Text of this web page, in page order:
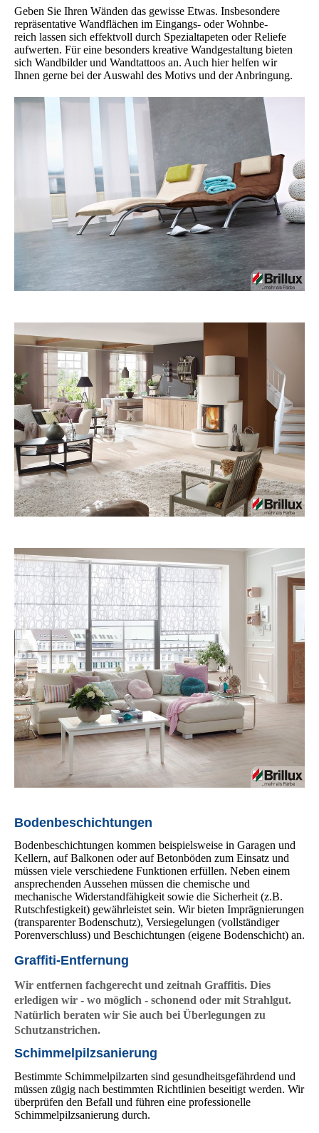
Geben Sie Ihren Wänden das gewisse Etwas. Insbesondere
repräsentative Wandflächen im Eingangs- oder Wohn­be­
reich lassen sich effektvoll durch Spezialtapeten oder Reliefe
aufwerten. Für eine besonders kreative Wand­ge­staltung bieten
sich Wandbilder und Wandtattoos an. Auch hier helfen wir
Ihnen gerne bei der Auswahl des Motivs und der Anbringung.
Bodenbeschichtungen
Bodenbeschichtungen kommen beispielsweise in Garagen und
Kellern, auf Balkonen oder auf Betonböden zum Einsatz und
müssen viele verschiedene Funktionen erfüllen. Neben einem
ansprechenden Aussehen müssen die chemische und
mechanische Widerstandfähigkeit sowie die Sicherheit (z.B.
Rutschfestigkeit) gewährleistet sein. Wir bieten Imprägnierungen
(transparenter Bodenschutz), Versiegel­ungen (vollständiger
Porenverschluss) und Beschichtungen (eigene Bodenschicht) an.
Graffiti-Entfernung
Wir entfernen fachgerecht und zeitnah Graffitis. Dies
erledigen wir - wo möglich - schonend oder mit Strahlgut.
Natürlich beraten wir Sie auch bei Überlegungen zu
Schutzanstrichen.
Schimmelpilzsanierung
Bestimmte Schimmelpilzarten sind gesundheitsgefährdend und
müssen zügig nach bestimmten Richtlinien beseitigt werden. Wir
überprüfen den Befall und führen eine pro­fess­ionelle
Schimmelpilzsanierung durch.